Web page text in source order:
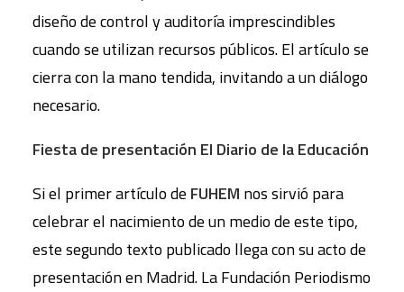
diseño de control y auditoría imprescindibles
cuando se utilizan recursos públicos. El artículo se
cierra con la mano tendida, invitando a un diálogo
necesario.
Fiesta de presentación El Diario de la Educación
Si el primer artículo de FUHEM nos sirvió para
celebrar el nacimiento de un medio de este tipo,
este segundo texto publicado llega con su acto de
presentación en Madrid. La Fundación Periodismo